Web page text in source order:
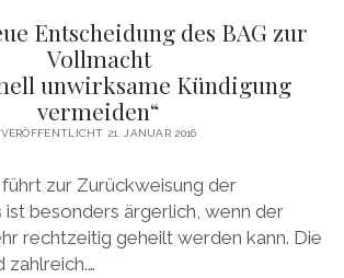
Entscheidung des BAG zur
Vollmacht
unwirksame Kündigung
vermeiden“
VERÖFFENTLICHT 21. JANUAR 2016
zur Zurückweisung der
ist besonders ärgerlich, wenn der
rechtzeitig geheilt werden kann. Die
zahlreich.…